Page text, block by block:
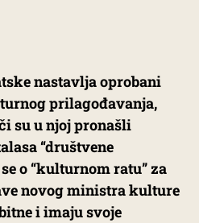
nastavlja oprobani
prilagođavanja,
su ​u njoj pronašli
“društvene
o “kulturnom ratu” za
novog ministra kulture
i imaju svoje